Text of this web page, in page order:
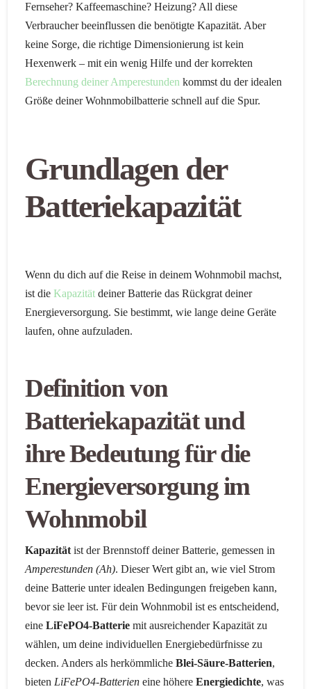
Fernseher? Kaffeemaschine? Heizung? All diese
Verbraucher beeinflussen die benötigte Kapazität. Aber
keine Sorge, die richtige Dimensionierung ist kein
Hexenwerk – mit ein wenig Hilfe und der korrekten
Berechnung deiner Amperestunden kommst du der idealen
Größe deiner Wohnmobilbatterie schnell auf die Spur.
Grundlagen der
Batteriekapazität
Wenn du dich auf die Reise in deinem Wohnmobil machst,
ist dieKapazität deiner Batterie das Rückgrat deiner
Energieversorgung. Sie bestimmt, wie lange deine Geräte
laufen, ohne aufzuladen.
Definition von
Batteriekapazität und
ihre Bedeutung für die
Energieversorgung im
Wohnmobil
Kapazität ist der Brennstoff deiner Batterie, gemessen in
Amperestunden (Ah). Dieser Wert gibt an, wie viel Strom
deine Batterie unter idealen Bedingungen freigeben kann,
bevor sie leer ist. Für dein Wohnmobil ist es entscheidend,
eineLiFePO4-Batterie mit ausreichender Kapazität zu
wählen, um deine individuellen Energiebedürfnisse zu
decken. Anders als herkömmlicheBlei-Säure-Batterien,
bieten LiFePO4-Batterien eine höhereEnergiedichte, was